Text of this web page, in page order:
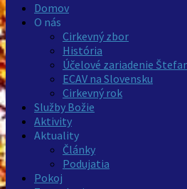
Domov
O nás
Cirkevný zbor
História
Účelové zariadenie
ECAV na Slovensku
Cirkevný rok
Služby Božie
Aktivity
Aktuality
Články
Podujatia
Pokoj